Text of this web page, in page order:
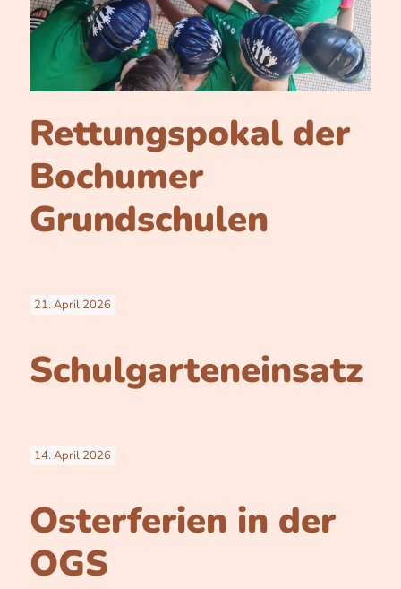
Rettungspokal der
Bochumer
Grundschulen
21. April 2026
Schulgarteneinsatz
14. April 2026
Osterferien in der
OGS